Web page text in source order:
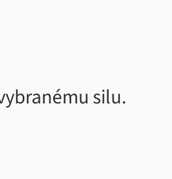
silu.